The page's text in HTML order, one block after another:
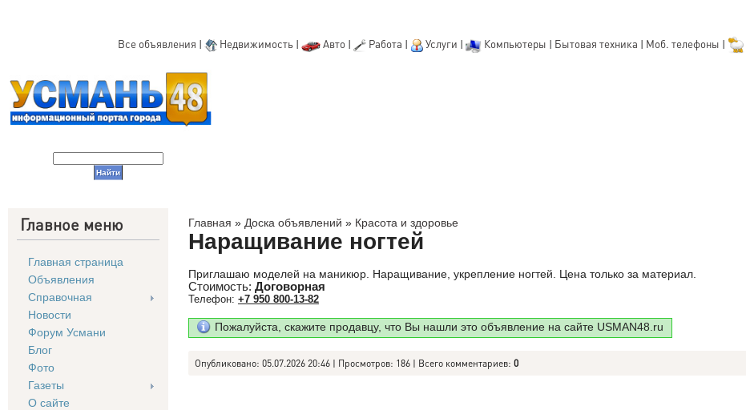
Все объявления | Недвижимость | Авто| Работа | Услуги | Компьютеры | Бытовая техника | Моб. телефоны |
Главное меню
Главная страница
Объявления
Справочная
Новости
Форум Усмани
Блог
Фото
Газеты
О сайте
Главная » Доска объявлений » Красота и здоровье
Наращивание ногтей
Приглашаю моделей на маникюр. Наращивание, укрепление ногтей. Цена только за материал.
Стоимость: Договорная
Телефон: +7 950 800-13-82
Пожалуйста, скажите продавцу, что Вы нашли это объявление на сайте USMAN48.ru
Опубликовано: 05.07.2026 20:46 | Просмотров: 186 | Всего комментариев: 0